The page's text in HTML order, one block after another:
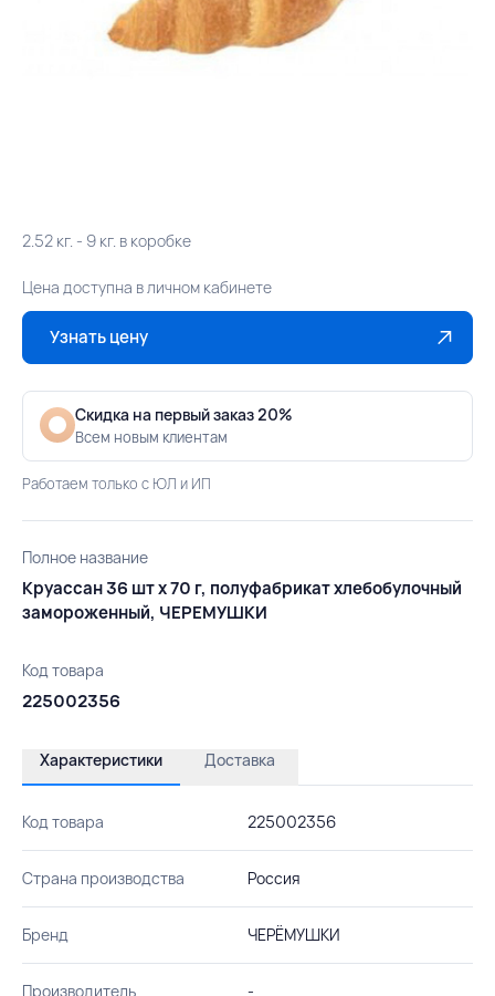
2.52 кг. - 9 кг. в коробке
Цена доступна в личном кабинете
Узнать цену
Скидка на первый заказ 20%
Всем новым клиентам
Работаем только с ЮЛ и ИП
Полное название
Круассан 36 шт х 70 г, полуфабрикат хлебобулочный
замороженный, ЧЕРЕМУШКИ
Код товара
225002356
Характеристики Доставка
Код товара 225002356
Страна производства Россия
Бренд ЧЕРЁМУШКИ
Производитель -